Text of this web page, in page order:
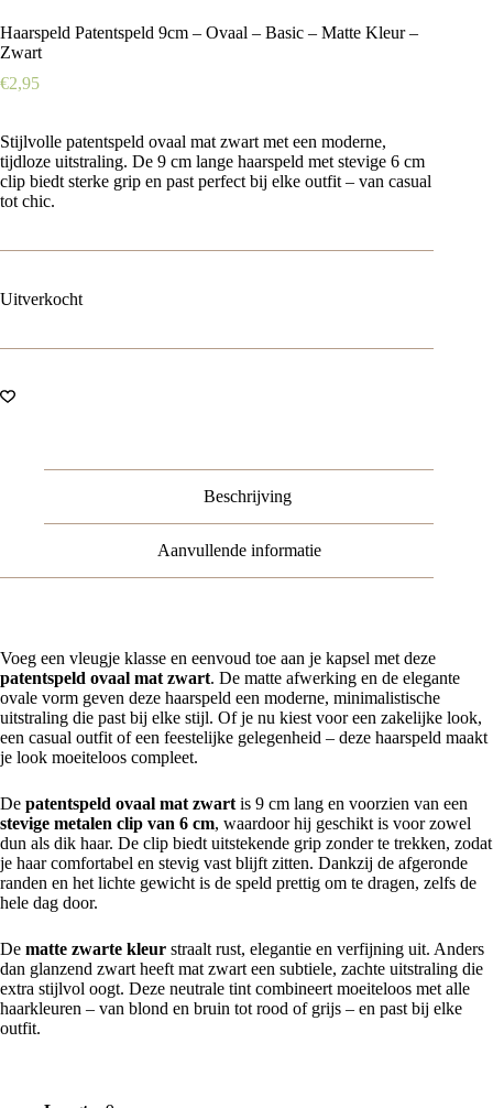
Haarspeld Patentspeld 9cm – Ovaal – Basic – Matte Kleur –
Zwart
€2,95
Stijlvolle patentspeld ovaal mat zwart met een moderne,
tijdloze uitstraling. De 9 cm lange haarspeld met stevige 6 cm
clip biedt sterke grip en past perfect bij elke outfit – van casual
tot chic.
Uitverkocht
Beschrijving
Aanvullende informatie
Voeg een vleugje klasse en eenvoud toe aan je kapsel met deze
patentspeld ovaal mat zwart. De matte afwerking en de elegante
ovale vorm geven deze haarspeld een moderne, minimalistische
uitstraling die past bij elke stijl. Of je nu kiest voor een zakelijke look,
een casual outfit of een feestelijke gelegenheid – deze haarspeld maakt
je look moeiteloos compleet.
De patentspeld ovaal mat zwartis 9 cm lang en voorzien van een
stevige metalen clip van 6 cm, waardoor hij geschikt is voor zowel
dun als dik haar. De clip biedt uitstekende grip zonder te trekken, zodat
je haar comfortabel en stevig vast blijft zitten. Dankzij de afgeronde
randen en het lichte gewicht is de speld prettig om te dragen, zelfs de
hele dag door.
De matte zwarte kleur straalt rust, elegantie en verfijning uit. Anders
dan glanzend zwart heeft mat zwart een subtiele, zachte uitstraling die
extra stijlvol oogt. Deze neutrale tint combineert moeiteloos met alle
haarkleuren – van blond en bruin tot rood of grijs – en past bij elke
outfit.